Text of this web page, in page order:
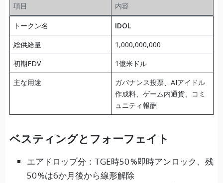
項目 内容
トークン名
IDOL
総供給量
1,000,000,000
初期FDV
1億米ドル
主な用途
ガバナンス投票、AIアイドル
作成料、ゲーム内通貨、コミ
ュニティ報酬
ベスティングとフォーフェイト
エアドロップ分：TGE時50 %即時アンロック、残
50 %は6か月後から線形解除